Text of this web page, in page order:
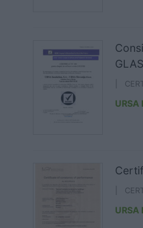
|
URSA
|
URSA